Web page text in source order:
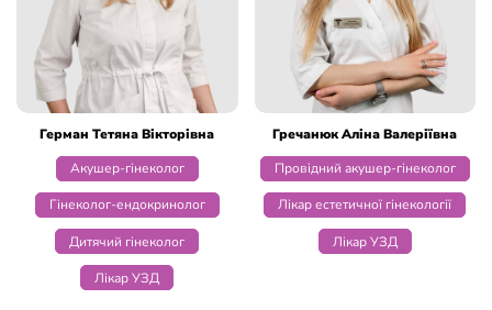
Герман Тетяна Вікторівна
Акушер-гінеколог
Гінеколог-ендокринолог
Дитячий гінеколог
Лікар УЗД
Гречанюк Аліна Валеріївна
Провідний акушер-гінеколог
Лікар естетичної гінекології
Лікар УЗД